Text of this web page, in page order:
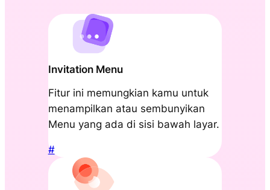
Invitation Menu
Fitur ini memungkian kamu untuk
menampilkan atau sembunyikan
Menu yang ada di sisi bawah layar.
#